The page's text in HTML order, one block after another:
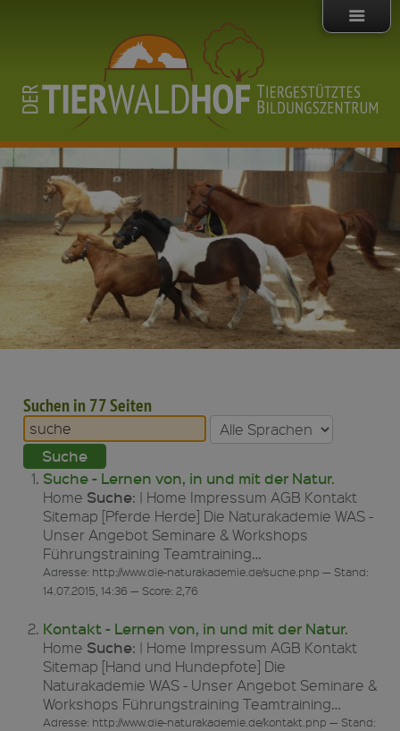
Suchen in 77 Seiten
Suche - Lernen von, in und mit der Natur.
Home Suche: | Home Impressum AGB Kontakt
Sitemap [Pferde Herde] Die Naturakademie WAS -
Unser Angebot Seminare & Workshops
Führungstraining Teamtraining…
Adresse: http://www.die-naturakademie.de/suche.php — Stand:
14.07.2015, 14:36 — Score: 2,76
Kontakt - Lernen von, in und mit der Natur.
Home Suche: | Home Impressum AGB Kontakt
Sitemap [Hand und Hundepfote] Die
Naturakademie WAS - Unser Angebot Seminare &
Workshops Führungstraining Teamtraining…
Adresse: http://www.die-naturakademie.de/kontakt.php — Stand: